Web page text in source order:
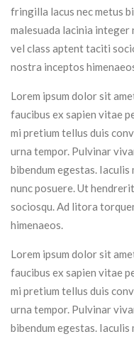
fringilla lacus nec metus
malesuada lacinia integer
vel class aptent taciti
nostra inceptos
Lorem ipsum dolor sit
faucibus ex sapien vitae
mi pretium tellus duis
urna tempor. Pulvinar
bibendum egestas.
nunc posuere. Ut
sociosqu. Ad litora
himenaeos.
Lorem ipsum dolor sit
faucibus ex sapien vitae
mi pretium tellus duis
urna tempor. Pulvinar
bibendum egestas.